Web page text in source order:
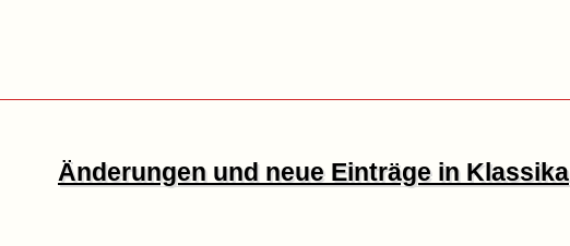
Änderungen und neue Einträge in Klassika